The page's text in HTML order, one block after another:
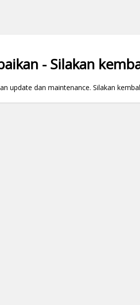
- Silakan
update dan maintenance. Silakan